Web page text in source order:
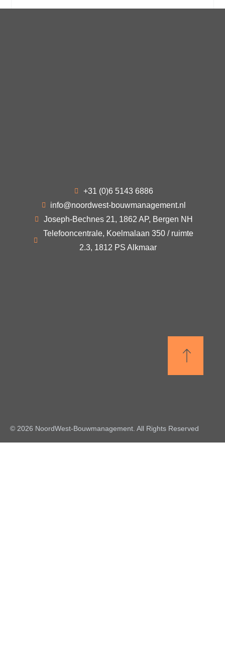
+31 (0)6 5143 6886
info@noordwest-bouwmanagement.nl
Joseph-Bechnes 21, 1862 AP, Bergen NH
Telefooncentrale, Koelmalaan 350 / ruimte
2.3, 1812 PS Alkmaar
© 2026 NoordWest-Bouwmanagement. All Rights Reserved